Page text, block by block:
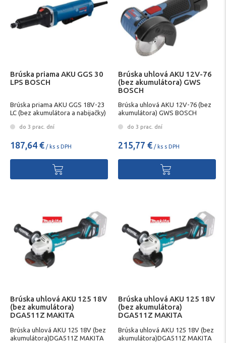
Brúska priama AKU GGS 30
LPS BOSCH
Brúska priama AKU GGS 18V-23
LC (bez akumulátora a nabijačky)
do 3 prac. dní
187,64 € / ks s DPH
Brúska uhlová AKU 12V-76
(bez akumulátora) GWS
BOSCH
Brúska uhlová AKU 12V-76 (bez
akumulátora) GWS BOSCH
do 3 prac. dní
215,77 € / ks s DPH
Brúska uhlová AKU 125 18V
(bez akumulátora)
DGA511Z MAKITA
Brúska uhlová AKU 125 18V (bez
akumulátora)DGA511Z MAKITA
Brúska uhlová AKU 125 18V
(bez akumulátora)
DGA511Z MAKITA
Brúska uhlová AKU 125 18V (bez
akumulátora)DGA511Z MAKITA